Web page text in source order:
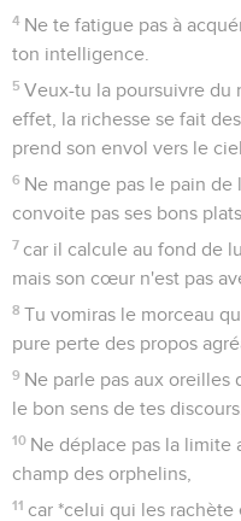
4 Ne te fatigue pas à
ton intelligence.
5 Veux-tu la poursuivre du
effet, la richesse se fait
prend son envol vers le ciel.
6 Ne mange pas le pain de
convoite pas ses bons plats,
7 car il calcule au fond de
mais son cœur n'est pas
8 Tu vomiras le morceau
pure perte des propos
9 Ne parle pas aux oreilles
le bon sens de tes discours.
10 Ne déplace pas la limite
champ des orphelins,
11 car *celui qui les